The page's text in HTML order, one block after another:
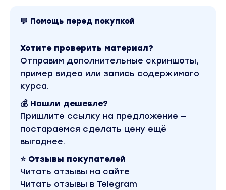
- Рулетики с ветчиной, рулетики с лососем,
- Бранчи и ассорти( фруктовый, мясной,
премиум, сырная тарелка эконом, чикен борд,
- Фритюр от "А" до "Я".
- Индивидуальный наборы к праздникам,
набор - цифры и буквы
Блок 2 "Организация фуршета"
Составляем меню, рассчитываем на персону и
💬 Помощь перед покупкой
Хотите проверить материал?
Отправим дополнительные скриншоты,
пример видео или запись содержимого
курса.
💰 Нашли дешевле?
Пришлите ссылку на предложение —
постараемся сделать цену ещё
выгоднее.
⭐ Отзывы покупателей
Читать отзывы на сайте
Читать отзывы в Telegram